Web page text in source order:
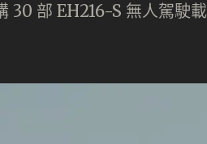
30 部 EH216-S 無人駕駛